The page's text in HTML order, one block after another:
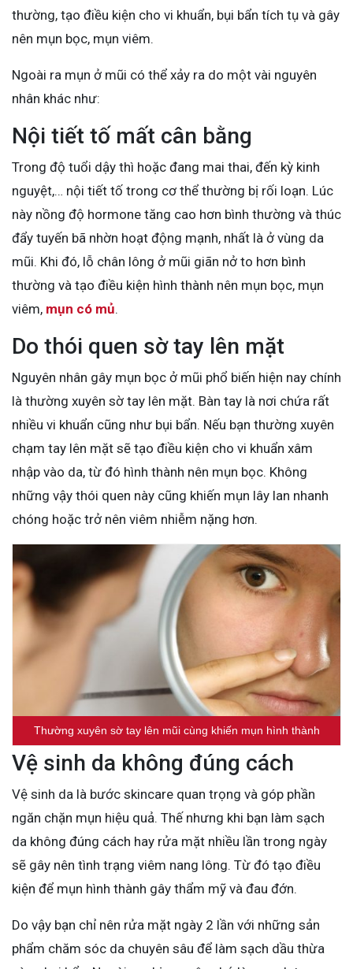
thường, tạo điều kiện cho vi khuẩn, bụi bẩn tích tụ và gây
nên mụn bọc, mụn viêm.
Ngoài ra mụn ở mũi có thể xảy ra do một vài nguyên
nhân khác như:
Nội tiết tố mất cân bằng
Trong độ tuổi dậy thì hoặc đang mai thai, đến kỳ kinh
nguyệt,… nội tiết tố trong cơ thể thường bị rối loạn. Lúc
này nồng độ hormone tăng cao hơn bình thường và thúc
đẩy tuyến bã nhờn hoạt động mạnh, nhất là ở vùng da
mũi. Khi đó, lỗ chân lông ở mũi giãn nở to hơn bình
thường và tạo điều kiện hình thành nên mụn bọc, mụn
viêm, mụn có mủ.
Do thói quen sờ tay lên mặt
Nguyên nhân gây mụn bọc ở mũi phổ biến hiện nay chính
là thường xuyên sờ tay lên mặt. Bàn tay là nơi chứa rất
nhiều vi khuẩn cũng như bụi bẩn. Nếu bạn thường xuyên
chạm tay lên mặt sẽ tạo điều kiện cho vi khuẩn xâm
nhập vào da, từ đó hình thành nên mụn bọc. Không
những vậy thói quen này cũng khiến mụn lây lan nhanh
chóng hoặc trở nên viêm nhiễm nặng hơn.
Thường xuyên sờ tay lên mũi cùng khiến mụn hình thành
Vệ sinh da không đúng cách
Vệ sinh da là bước skincare quan trọng và góp phần
ngăn chặn mụn hiệu quả. Thế nhưng khi bạn làm sạch
da không đúng cách hay rửa mặt nhiều lần trong ngày
sẽ gây nên tình trạng viêm nang lông. Từ đó tạo điều
kiện để mụn hình thành gây thẩm mỹ và đau đớn.
Do vậy bạn chỉ nên rửa mặt ngày 2 lần với những sản
phẩm chăm sóc da chuyên sâu để làm sạch dầu thừa